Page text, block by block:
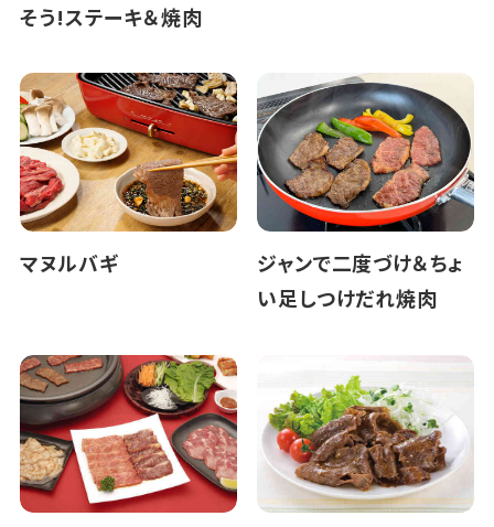
そう!ステーキ＆焼肉
マヌルバギ
ジャンで二度づけ＆ちょ
い足しつけだれ焼肉